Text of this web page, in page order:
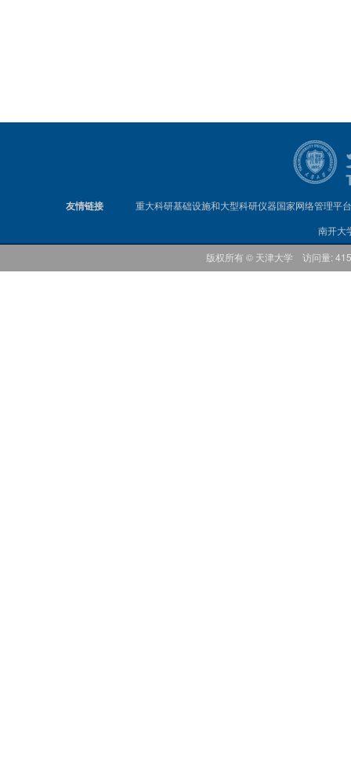
友情链接
重大科研基础设施和大型科研仪器国家网络管理平台
南开大
版权所有 © 天津大学 访问量: